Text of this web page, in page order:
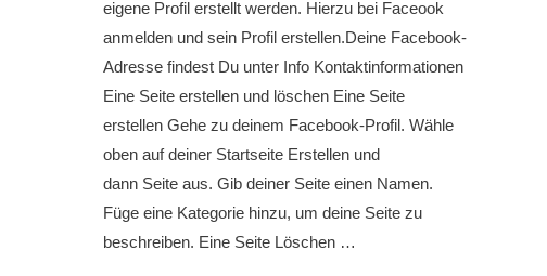
eigene Profil erstellt werden. Hierzu bei Faceook
anmelden und sein Profil erstellen.Deine Facebook-
Adresse findest Du unter Info Kontaktinformationen
Eine Seite erstellen und löschen Eine Seite
erstellen Gehe zu deinem Facebook-Profil. Wähle
oben auf deiner Startseite Erstellen und
dann Seite aus. Gib deiner Seite einen Namen.
Füge eine Kategorie hinzu, um deine Seite zu
beschreiben. Eine Seite Löschen …